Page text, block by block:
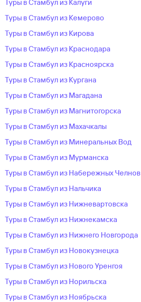
Туры в Стамбул из Калуги
Туры в Стамбул из Кемерово
Туры в Стамбул из Кирова
Туры в Стамбул из Краснодара
Туры в Стамбул из Красноярска
Туры в Стамбул из Кургана
Туры в Стамбул из Магадана
Туры в Стамбул из Магнитогорска
Туры в Стамбул из Махачкалы
Туры в Стамбул из Минеральных Вод
Туры в Стамбул из Мурманска
Туры в Стамбул из Набережных Челнов
Туры в Стамбул из Нальчика
Туры в Стамбул из Нижневартовска
Туры в Стамбул из Нижнекамска
Туры в Стамбул из Нижнего Новгорода
Туры в Стамбул из Новокузнецка
Туры в Стамбул из Нового Уренгоя
Туры в Стамбул из Норильска
Туры в Стамбул из Ноябрьска